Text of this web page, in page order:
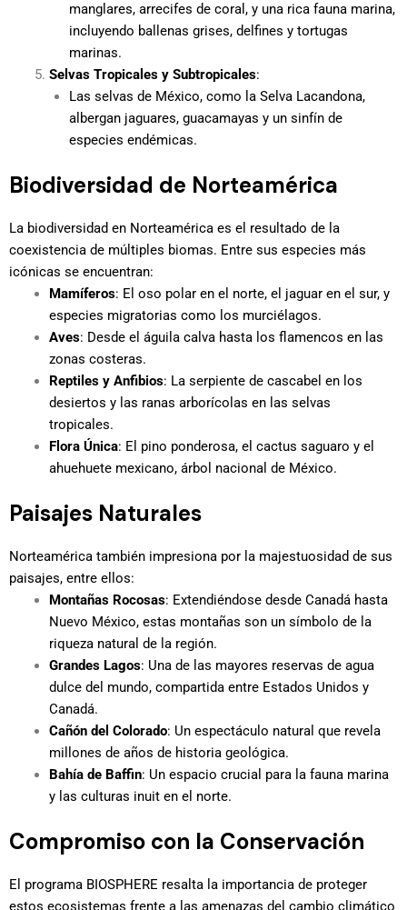
manglares, arrecifes de coral, y una rica fauna marina,
incluyendo ballenas grises, delfines y tortugas
marinas.
Selvas Tropicales y Subtropicales:
Las selvas de México, como la Selva Lacandona,
albergan jaguares, guacamayas y un sinfín de
especies endémicas.
Biodiversidad de Norteamérica
La biodiversidad en Norteamérica es el resultado de la
coexistencia de múltiples biomas. Entre sus especies más
icónicas se encuentran:
Mamíferos: El oso polar en el norte, el jaguar en el sur, y
especies migratorias como los murciélagos.
Aves: Desde el águila calva hasta los flamencos en las
zonas costeras.
Reptiles y Anfibios: La serpiente de cascabel en los
desiertos y las ranas arborícolas en las selvas
tropicales.
Flora Única: El pino ponderosa, el cactus saguaro y el
ahuehuete mexicano, árbol nacional de México.
Paisajes Naturales
Norteamérica también impresiona por la majestuosidad de sus
paisajes, entre ellos:
Montañas Rocosas: Extendiéndose desde Canadá hasta
Nuevo México, estas montañas son un símbolo de la
riqueza natural de la región.
Grandes Lagos: Una de las mayores reservas de agua
dulce del mundo, compartida entre Estados Unidos y
Canadá.
Cañón del Colorado: Un espectáculo natural que revela
millones de años de historia geológica.
Bahía de Baffin: Un espacio crucial para la fauna marina
y las culturas inuit en el norte.
Compromiso con la Conservación
El programa BIOSPHERE resalta la importancia de proteger
estos ecosistemas frente a las amenazas del cambio climático